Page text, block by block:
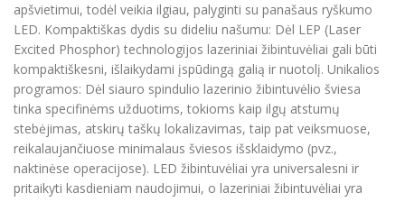
apšvietimui, todėl veikia ilgiau, palyginti su panašaus ryškumo
LED. Kompaktiškas dydis su dideliu našumu: Dėl LEP (Laser
Excited Phosphor) technologijos lazeriniai žibintuvėliai gali būti
kompaktiškesni, išlaikydami įspūdingą galią ir nuotolį. Unikalios
programos: Dėl siauro spindulio lazerinio žibintuvėlio šviesa
tinka specifinėms užduotims, tokioms kaip ilgų atstumų
stebėjimas, atskirų taškų lokalizavimas, taip pat veiksmuose,
reikalaujančiuose minimalaus šviesos išsklaidymo (pvz.,
naktinėse operacijose). LED žibintuvėliai yra universalesni ir
pritaikyti kasdieniam naudojimui, o lazeriniai žibintuvėliai yra